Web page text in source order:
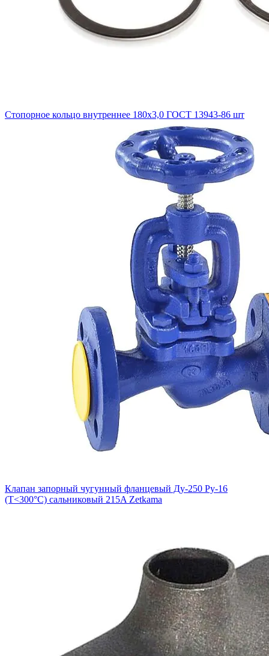
Стопорное кольцо внутреннее 180х3,0 ГОСТ 13943-86 шт
Клапан запорный чугунный фланцевый Ду-250 Ру-16
(Т<300°С) сальниковый 215A Zetkama